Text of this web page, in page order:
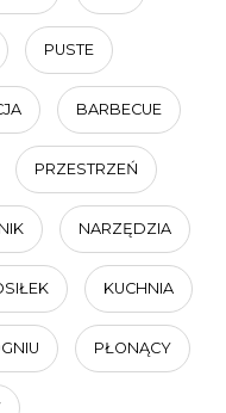
PUSTE
BARBECUE
PRZESTRZEŃ
NARZĘDZIA
KUCHNIA
PŁONĄCY